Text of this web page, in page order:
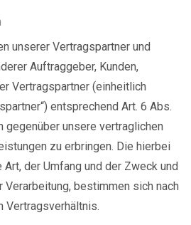
unserer Vertragspartner und
Auftraggeber, Kunden,
Vertragspartner (einheitlich
entsprechend Art. 6 Abs.
gegenüber unsere vertraglichen
zu erbringen. Die hierbei
der Umfang und der Zweck und
bestimmen sich nach
Vertragsverhältnis.